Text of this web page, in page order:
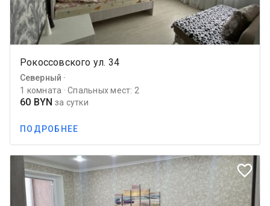
Рокоссовского ул. 34
Северный ·
1 комната · Спальных мест: 2
60 BYN за сутки
ПОДРОБНЕЕ
favorite_border